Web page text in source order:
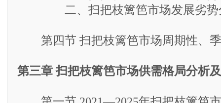
二、扫把枝篱笆市场发展劣势
第四节 扫把枝篱笆市场周期性、季
第三章 扫把枝篱笆市场供需格局分析